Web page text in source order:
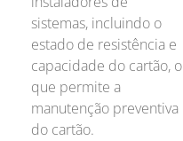
sistemas, incluindo o
estado de resistência e
capacidade do cartão, o
que permite a
manutenção preventiva
do cartão.